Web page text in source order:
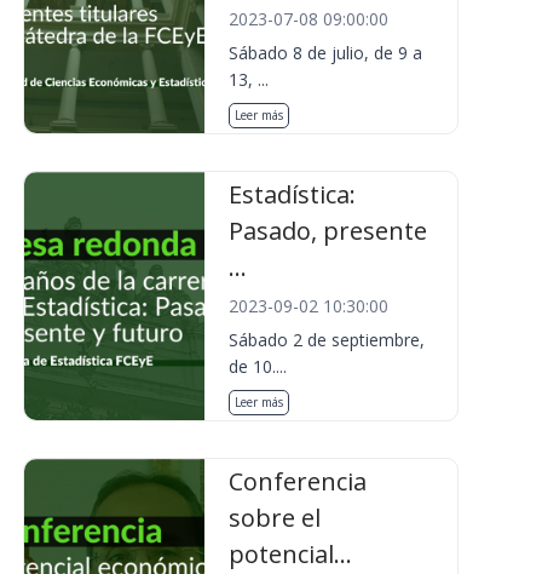
2023-07-08 09:00:00
Sábado 8 de julio, de 9 a
13, ...
Leer más
Estadística:
Pasado, presente
...
2023-09-02 10:30:00
Sábado 2 de septiembre,
de 10....
Leer más
Conferencia
sobre el
potencial...